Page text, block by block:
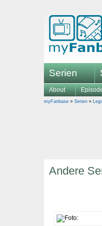
Serien
About
myFanbase » Serien »
Andere